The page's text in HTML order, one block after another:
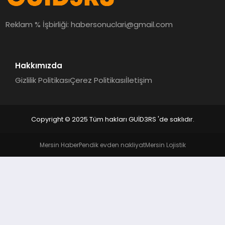
MAGAZIN
Reklam % İşbirliği:habersonuclari@gmail.com
Hakkımızda
Gizlilik PolitikasıÇerez Politikasıİletişim
Copyright © 2025 Tüm hakları GUİD3RS 'de saklıdır.
Mersin HaberPendik evden nakliyatMersin Lojistik